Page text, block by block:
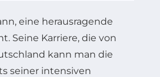
eine herausragende
Seine Karriere, die von
kann man die
seiner intensiven